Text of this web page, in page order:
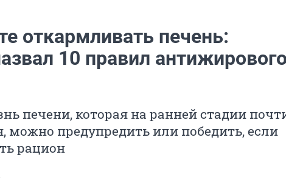
откармливать печень:
10 правил антижирового
печени, которая на ранней стадии
можно предупредить или победить, если
рацион